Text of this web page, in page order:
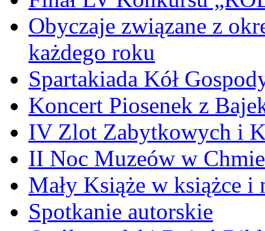
Obyczaje związane z
każdego roku
Spartakiada Kół
Koncert Piosenek z
IV Zlot Zabytkowych i
II Noc Muzeów w
Mały Książe w książce i
Spotkanie autorskie